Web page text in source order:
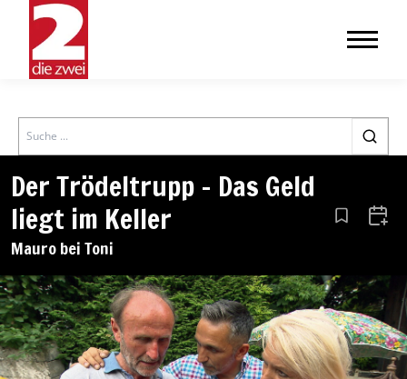
Search
Der Trödeltrupp – Das Geld
liegt im Keller
Mauro bei Toni
Aus den